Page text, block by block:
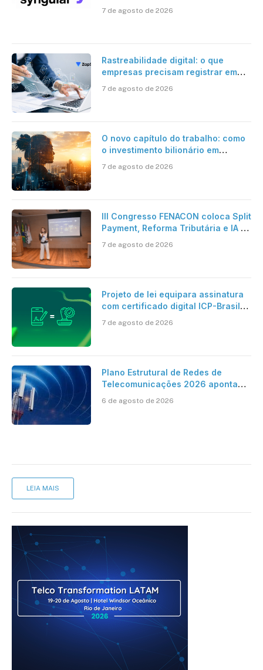
certificação digital
7 de agosto de 2026
Rastreabilidade digital: o que
empresas precisam registrar em
jornadas digitais?
7 de agosto de 2026
O novo capítulo do trabalho: como
o investimento bilionário em
verdadeira era da inteligência
7 de agosto de 2026
III Congresso FENACON coloca Split
Payment, Reforma Tributária e IA no
7 de agosto de 2026
Projeto de lei equipara assinatura
com certificado digital ICP-Brasil
cartório
7 de agosto de 2026
Plano Estrutural de Redes de
Telecomunicações 2026 aponta
mantém desafio
6 de agosto de 2026
LEIA MAIS